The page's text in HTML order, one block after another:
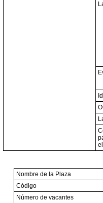
Nombre de la Plaza
Código
Número de vacantes